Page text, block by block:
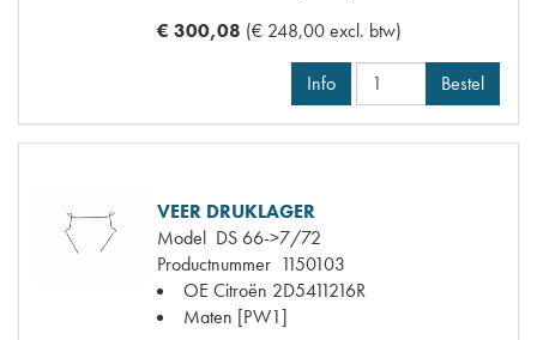
€ 300,08 (€ 248,00 excl. btw)
Info Bestel
VEER DRUKLAGER
Model DS 66->7/72
Productnummer 1150103
OE Citroën 2D5411216R
Maten [PW1]